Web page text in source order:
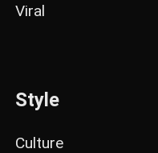
Viral
Style
Culture